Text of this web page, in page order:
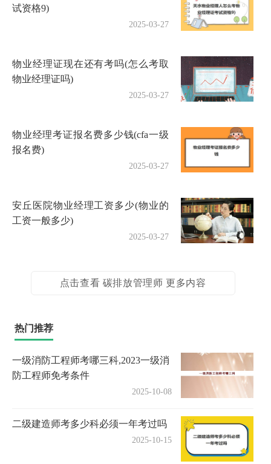
试资格9)
2025-03-27
物业经理证现在还有考吗(怎么考取
物业经理证吗)
2025-03-27
物业经理考证报名费多少钱(cfa一级
报名费)
2025-03-27
安丘医院物业经理工资多少(物业的
工资一般多少)
2025-03-27
点击查看 碳排放管理师 更多内容
热门推荐
一级消防工程师考哪三科,2023一级消
防工程师免考条件
2025-10-08
二级建造师考多少科必须一年考过吗
2025-10-15